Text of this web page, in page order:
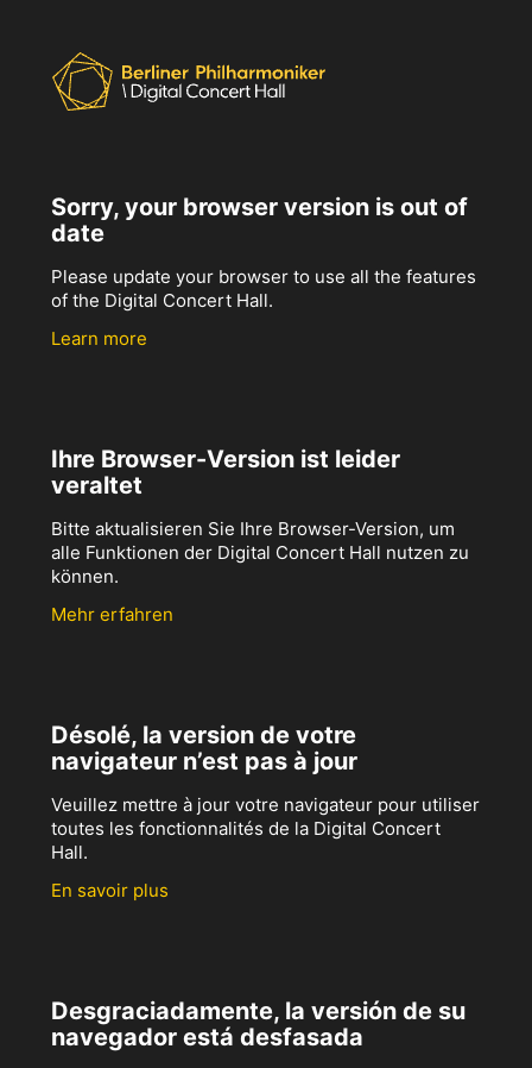
Sorry, your browser version is out of
date
Please update your browser to use all the features
of the Digital Concert Hall.
Learn more
Ihre Browser-Version ist leider
veraltet
Bitte aktualisieren Sie Ihre Browser-Version, um
alle Funktionen der Digital Concert Hall nutzen zu
können.
Mehr erfahren
Désolé, la version de votre
navigateur n’est pas à jour
Veuillez mettre à jour votre navigateur pour utiliser
toutes les fonctionnalités de la Digital Concert
Hall.
En savoir plus
Desgraciadamente, la versión de su
navegador está desfasada